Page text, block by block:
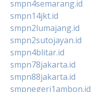
smpn4semarang.id
smpn14jkt.id
smpn2lumajang.id
smpn2sutojayan.id
smpn4blitar.id
smpn78jakarta.id
smpn88jakarta.id
smpnegeri1ambon.id